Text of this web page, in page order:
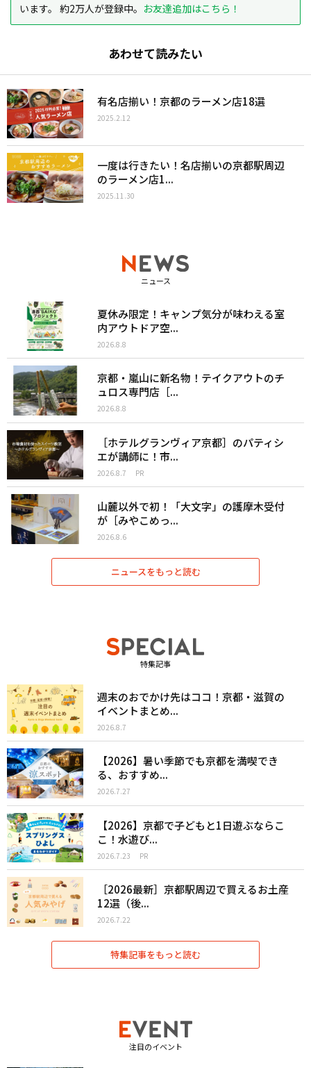
います。 約2万人が登録中。 お友達追加はこちら！
あわせて読みたい
有名店揃い！京都のラーメン店18選
2025.2.12
一度は行きたい！名店揃いの京都駅周辺
のラーメン店1...
2025.11.30
ニュース
夏休み限定！キャンプ気分が味わえる室
内アウトドア空...
2026.8.8
京都・嵐山に新名物！テイクアウトのチ
ュロス専門店［...
2026.8.8
［ホテルグランヴィア京都］のパティシ
エが講師に！市...
2026.8.7 PR
山麓以外で初！「大文字」の護摩木受付
が［みやこめっ...
2026.8.6
ニュースをもっと読む
特集記事
週末のおでかけ先はココ！京都・滋賀の
イベントまとめ...
2026.8.7
【2026】暑い季節でも京都を満喫でき
る、おすすめ...
2026.7.27
【2026】京都で子どもと1日遊ぶならこ
こ！水遊び...
2026.7.23 PR
［2026最新］京都駅周辺で買えるお土産
12選（後...
2026.7.22
特集記事をもっと読む
注目のイベント